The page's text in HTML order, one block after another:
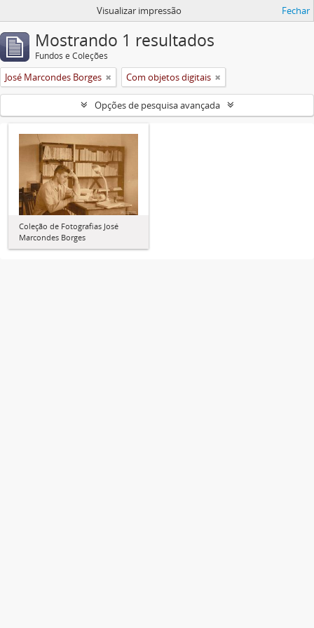
Visualizar impressão Fechar
Mostrando 1 resultados
Fundos e Coleções
José Marcondes Borges Com objetos digitais
Opções de pesquisa avançada
Coleção de Fotografias José
Marcondes Borges